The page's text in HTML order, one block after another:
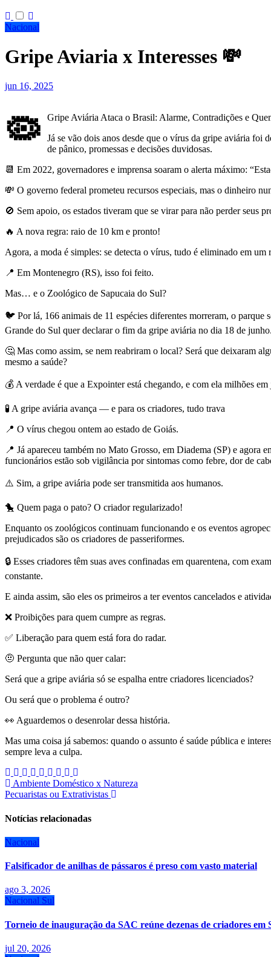
Nacional
Gripe Aviaria x Interesses 💸
jun 16, 2025
🦠
Gripe Aviária Ataca o Brasil: Alarme, Contradições e
Já se vão dois anos desde que o vírus da gripe aviária foi
de pânico, promessas e decisões duvidosas.
📆 Em 2022, governadores e imprensa soaram o alerta máximo:
💸 O governo federal prometeu recursos especiais, mas o dinheiro
🚫 Sem apoio, os estados tiveram que se virar para não perder
🔥 A nova regra: raio de 10 km e pronto!
Agora, a moda é simples: se detecta o vírus, tudo é eliminado em
📍 Em Montenegro (RS), isso foi feito.
Mas… e o Zoológico de Sapucaia do Sul?
🐦 Por lá, 166 animais de 11 espécies diferentes morreram, o
Grande do Sul quer declarar o fim da gripe aviária no dia 18 de
🤔 Mas como assim, se nem reabriram o local? Será que deixaram
mesmo a saúde?
💰 A verdade é que a Expointer está chegando, e com ela milhões
🧪 A gripe aviária avança — e para os criadores, tudo trava
📍 O vírus chegou ontem ao estado de Goiás.
📍 Já apareceu também no Mato Grosso, em Diadema (SP) e agora
funcionários estão sob vigilância por sintomas como febre, dor de
⚠️ Sim, a gripe aviária pode ser transmitida aos humanos.
🐤 Quem paga o pato? O criador regularizado!
Enquanto os zoológicos continuam funcionando e os eventos
prejudicados são os criadores de passeriformes.
🔒 Esses criadores têm suas aves confinadas em quarentena, com
constante.
E ainda assim, são eles os primeiros a ter eventos cancelados e
❌ Proibições para quem cumpre as regras.
✅ Liberação para quem está fora do radar.
🤨 Pergunta que não quer calar:
Será que a gripe aviária só se espalha entre criadores licenciados?
Ou será que o problema é outro?
👀 Aguardemos o desenrolar dessa história.
Mas uma coisa já sabemos: quando o assunto é saúde pública e
sempre leva a culpa.
Navegação
de
Post
Ambiente Doméstico x Natureza
Pecuaristas ou Extrativistas
Notícias relacionadas
Nacional
Falsificador de anilhas de pássaros é preso com vasto material
ago 3, 2026
Nacional Sul
Torneio de inauguração da SAC reúne dezenas de criadores
jul 20, 2026